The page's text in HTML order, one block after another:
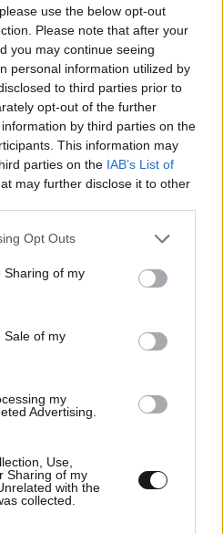
use the below opt-out
Please note that after your
you may continue seeing
personal information utilized by
to third parties prior to
opt-out of the further
by third parties on the
This information may
parties on the IAB’s List of
may further disclose it to other
app uses one or more Google
behaviour. You may click to
and its third-party tags to
purposes in below Google
Opt Outs
Sharing of my
Sale of my
my
Advertising.
Use,
Sharing of my
with the
collected.
ΣΑΣ